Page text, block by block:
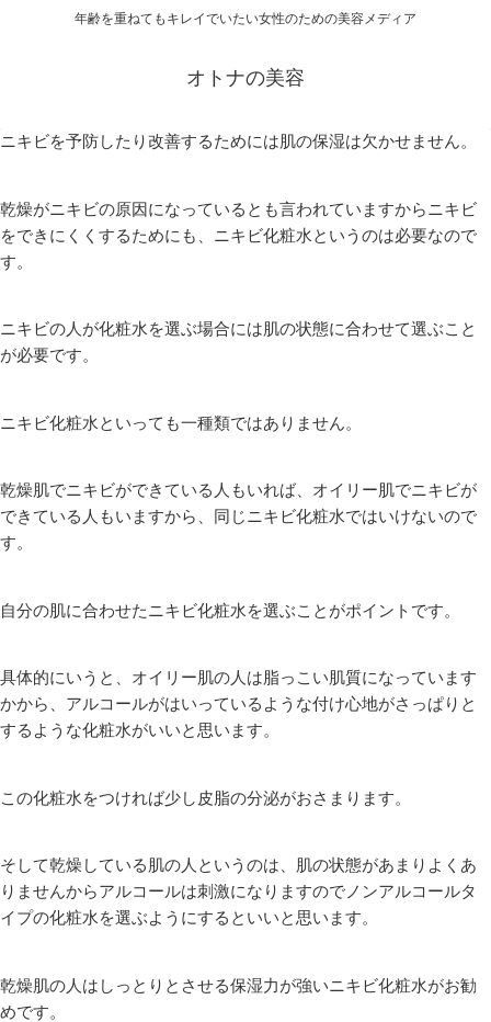
年齢を重ねてもキレイでいたい女性のための美容メディア
オトナの美容
ニキビを予防したり改善するためには肌の保湿は欠かせません。
乾燥がニキビの原因になっているとも言われていますからニキビ
をできにくくするためにも、ニキビ化粧水というのは必要なので
す。
ニキビの人が化粧水を選ぶ場合には肌の状態に合わせて選ぶこと
が必要です。
ニキビ化粧水といっても一種類ではありません。
乾燥肌でニキビができている人もいれば、オイリー肌でニキビが
できている人もいますから、同じニキビ化粧水ではいけないので
す。
自分の肌に合わせたニキビ化粧水を選ぶことがポイントです。
具体的にいうと、オイリー肌の人は脂っこい肌質になっています
かから、アルコールがはいっているような付け心地がさっぱりと
するような化粧水がいいと思います。
この化粧水をつければ少し皮脂の分泌がおさまります。
そして乾燥している肌の人というのは、肌の状態があまりよくあ
りませんからアルコールは刺激になりますのでノンアルコールタ
イプの化粧水を選ぶようにするといいと思います。
乾燥肌の人はしっとりとさせる保湿力が強いニキビ化粧水がお勧
めです。